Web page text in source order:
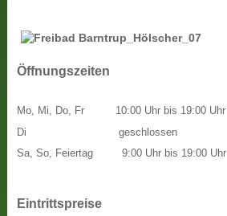
Öffnungszeiten
Mo, Mi, Do, Fr
Di
Sa, So, Feiertag
10:00 Uhr bis 19:00 Uhr
geschlossen
9:00 Uhr bis 19:00 Uhr
Eintrittspreise